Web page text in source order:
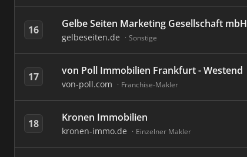
16 Gelbe Seiten Marketing Gesellschaft mbH
gelbeseiten.de Sonstige
17 von Poll Immobilien Frankfurt - Westend
von-poll.com Franchise-Makler
18 Kronen Immobilien
kronen-immo.de Einzelner Makler